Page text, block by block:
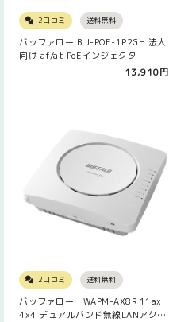
2口コミ 送料無料
バッファロー BIJ-POE-1P2GH 法人
向け af/at PoEインジェクター
13,910円
2口コミ 送料無料
バッファロー WAPM-AX8R 11ax
4x4 デュアルバンド無線LANアクセ